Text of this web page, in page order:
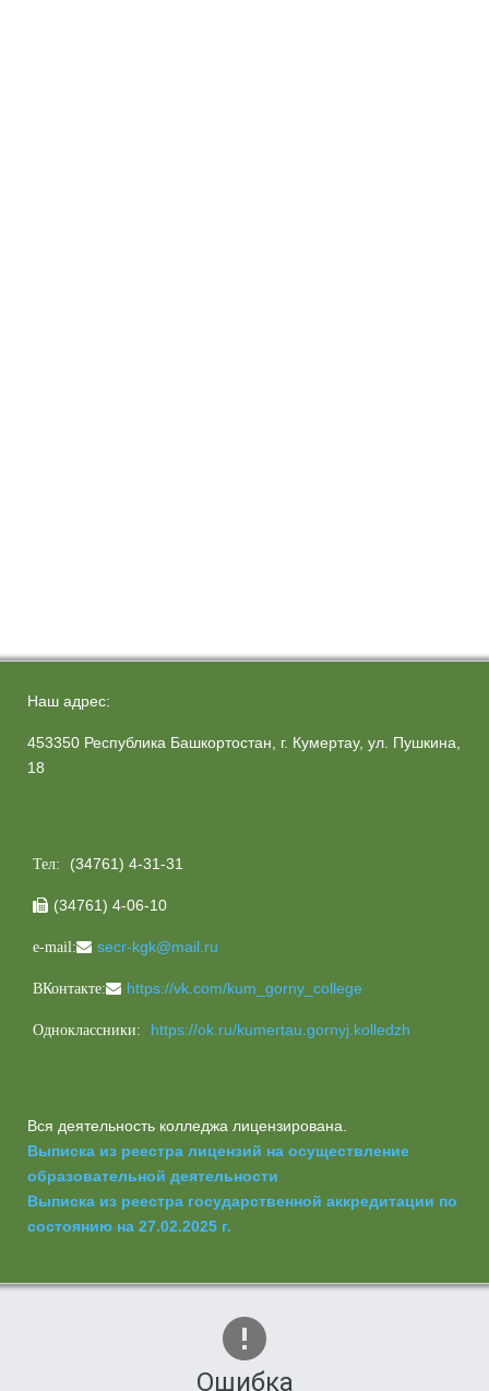
Наш адрес:
453350 Республика Башкортостан, г. Кумертау, ул. Пушкина,
18
Тел: (34761) 4-31-31
 (34761) 4-06-10
e-mail: secr-kgk@mail.ru
ВКонтакте: https://vk.com/kum_gorny_college
Одноклассники: https://ok.ru/kumertau.gornyj.kolledzh
Вся деятельность колледжа лицензирована.
Выписка из реестра лицензий на осуществление
образовательной деятельности
Выписка из реестра государственной аккредитации по
состоянию на 27.02.2025 г.
Ошибка